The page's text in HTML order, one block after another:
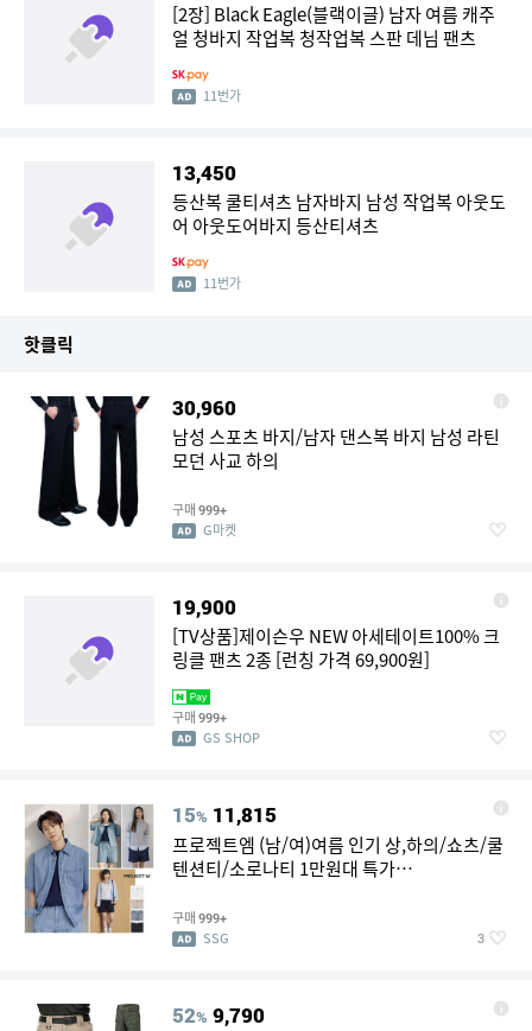
[2장] Black Eagle(블랙이글) 남자 여름 캐주
얼 청바지 작업복 청작업복 스판 데님 팬츠
11번가
13,450
등산복 쿨티셔츠 남자바지 남성 작업복 아웃도
어 아웃도어바지 등산티셔츠
11번가
핫클릭
30,960
남성 스포츠 바지/남자 댄스복 바지 남성 라틴
모던 사교 하의
구매 999+
G마켓
19,900
[TV상품]제이슨우 NEW 아세테이트100% 크
링클 팬츠 2종 [런칭 가격 69,900원]
구매 999+
GS SHOP
15% 11,815
프로젝트엠 (남/여)여름 인기 상,하의/쇼츠/쿨
텐션티/소로나티 1만원대 특가
구매 999+
SSG 3
52% 9,790